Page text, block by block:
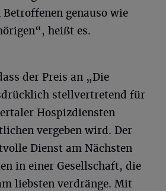
genauso wie
heißt es.
der Preis an „Die
stellvertretend für
Hospizdiensten
vergeben wird. Der
Dienst am Nächsten
in einer Gesellschaft, die
liebsten verdränge. Mit